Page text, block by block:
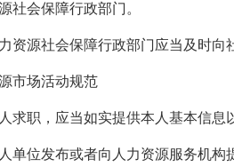
社会保障行政部门。
源社会保障行政部门应当及时向
市场活动规范
职，应当如实提供本人基本信息
位发布或者向人力资源服务机构